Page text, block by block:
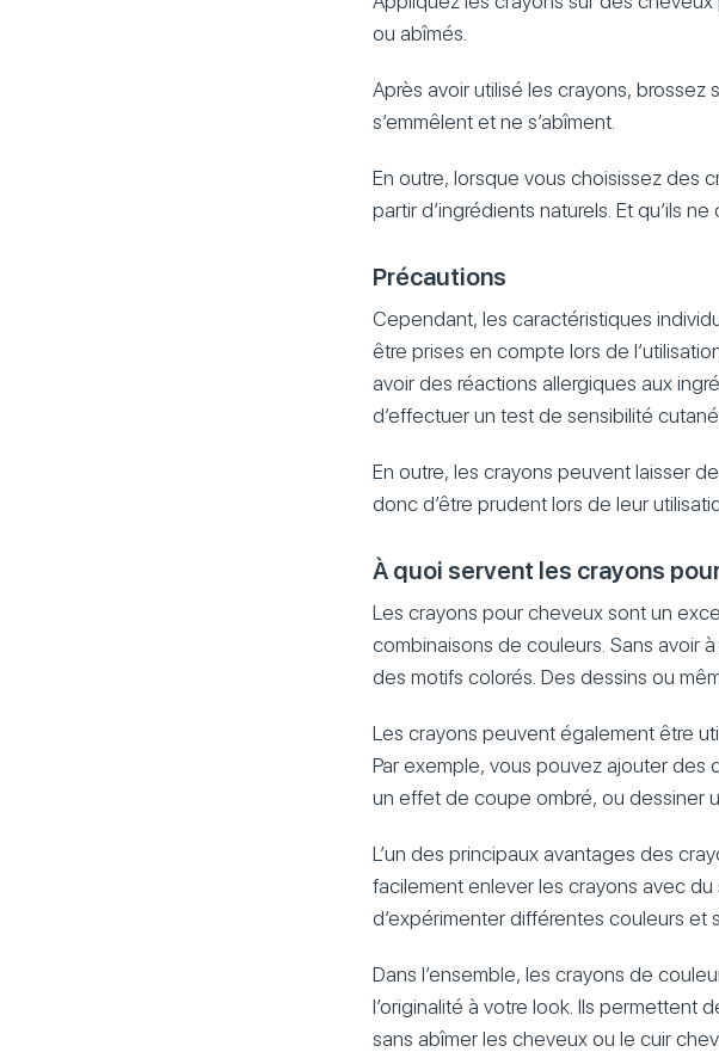
ou abîmés.
Après avoir utilisé les crayons, brossez
s’emmêlent et ne s’abîment.
En outre, lorsque vous choisissez des
partir d’ingrédients naturels. Et qu’ils
Précautions
Cependant, les caractéristiques
être prises en compte lors de
avoir des réactions allergiques aux
d’effectuer un test de sensibilité
En outre, les crayons peuvent laisser
donc d’être prudent lors de leur
À quoi servent les crayons
Les crayons pour cheveux sont un
combinaisons de couleurs. Sans avoir
des motifs colorés. Des dessins ou
Les crayons peuvent également être
Par exemple, vous pouvez ajouter des
un effet de coupe ombré, ou dessiner
L’un des principaux avantages des
facilement enlever les crayons avec
d’expérimenter différentes couleurs et
Dans l’ensemble, les crayons de
l’originalité à votre look. Ils permettent
sans abîmer les cheveux ou le cuir